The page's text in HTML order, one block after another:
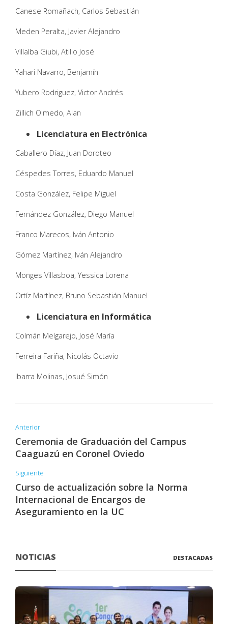
Canese Romañach, Carlos Sebastián
Meden Peralta, Javier Alejandro
Villalba Giubi, Atilio José
Yahari Navarro, Benjamín
Yubero Rodriguez, Victor Andrés
Zillich Olmedo, Alan
Licenciatura en Electrónica
Caballero Díaz, Juan Doroteo
Céspedes Torres, Eduardo Manuel
Costa González, Felipe Miguel
Fernández González, Diego Manuel
Franco Marecos, Iván Antonio
Gómez Martínez, Iván Alejandro
Monges Villasboa, Yessica Lorena
Ortíz Martínez, Bruno Sebastián Manuel
Licenciatura en Informática
Colmán Melgarejo, José María
Ferreira Fariña, Nicolás Octavio
Ibarra Molinas, Josué Simón
Anterior
Ceremonia de Graduación del Campus
Caaguazú en Coronel Oviedo
Siguiente
Curso de actualización sobre la Norma
Internacional de Encargos de
Aseguramiento en la UC
NOTICIAS DESTACADAS